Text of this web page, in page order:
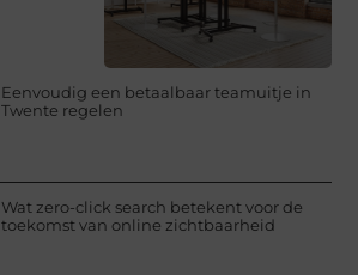
Eenvoudig een betaalbaar teamuitje in
Twente regelen
Wat zero-click search betekent voor de
toekomst van online zichtbaarheid